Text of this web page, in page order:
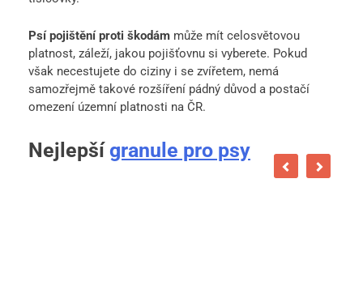
Psí pojištění proti škodám může mít celosvětovou
platnost, záleží, jakou pojišťovnu si vyberete. Pokud
však necestujete do ciziny i se zvířetem, nemá
samozřejmě takové rozšíření pádný důvod a postačí
omezení územní platnosti na ČR.
Nejlepšígranule pro psy